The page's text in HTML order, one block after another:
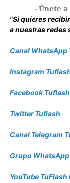
- Únete
"Si quieres
a nuestras redes
Canal WhatsApp
Instagram Tuflash
Facebook
Twitter Tuflash
Canal Telegram
Grupo
YouTube TuFlash